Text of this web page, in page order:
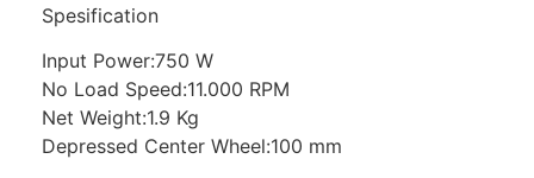
Spesification
Input Power:750 W
No Load Speed:11.000 RPM
Net Weight:1.9 Kg
Depressed Center Wheel:100 mm